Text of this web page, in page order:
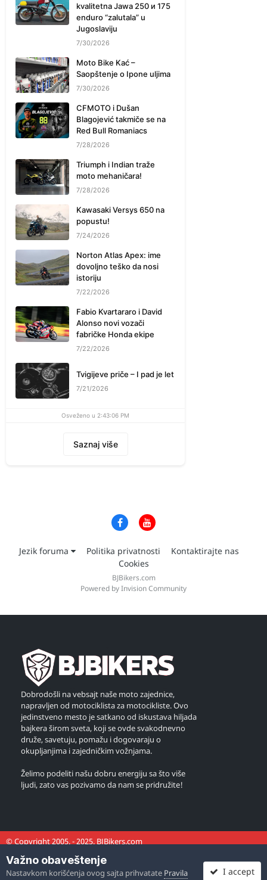
kvalitetna Jawa 250 и 175
enduro “zalutala” u
Jugoslaviju
7/30/2026
Moto Bike Kać –
Saopštenje o Ipone uljima
7/30/2026
CFMOTO i Dušan
Blagojević takmiče se na
Red Bull Romaniacs
7/28/2026
Triumph i Indian traže
moto mehaničara!
7/28/2026
Kawasaki Versys 650 na
popustu!
7/24/2026
Norton Atlas Apex: ime
dovoljno teško da nosi
istoriju
7/22/2026
Fabio Kvartararo i David
Alonso novi vozači
fabričke Honda ekipe
7/22/2026
Tvigijeve priče – I pad je let
7/21/2026
Osveženo u 2:43:06 PM
Saznaj više
Jezik foruma Politika privatnosti
Kontaktirajte nas
Cookies
BJBikers.com
Powered by Invision Community
Dobrodošli na vebsajt naše moto zajednice,
napravljen od motociklista za motocikliste. Ovo
jedinstveno mesto je satkano od iskustava hiljada
bajkera širom sveta, koji se ovde svakodnevno
druže, savetuju, pomažu i dogovaraju o
okupljanjima i zajedničkim vožnjama.
Želimo podeliti našu dobru energiju sa što više
ljudi, zato vas pozivamo da nam se pridružite!
© Copyright 2005. - 2025. BJBikers.com
Važno obaveštenje
Nastavkom korišćenja ovog sajta prihvatate Pravila
I accept